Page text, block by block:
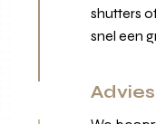
shutters
snel een